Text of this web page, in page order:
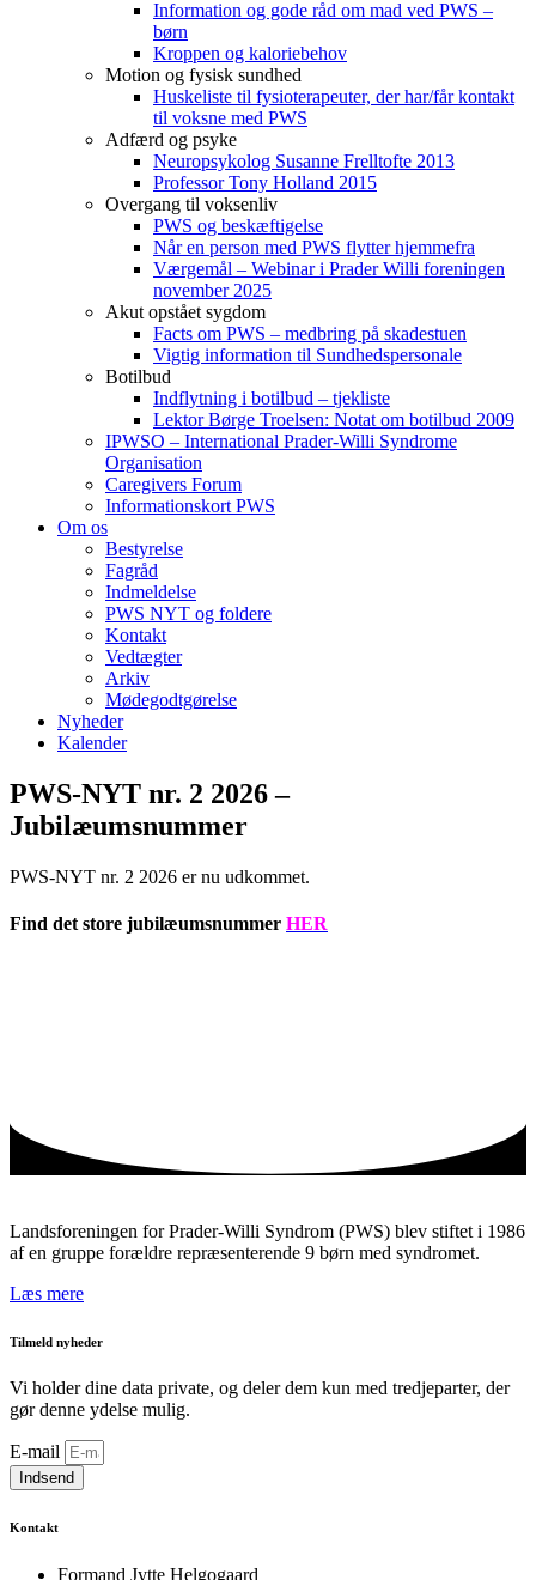
Information og gode råd om mad ved PWS –
børn
Kroppen og kaloriebehov
Motion og fysisk sundhed
Huskeliste til fysioterapeuter, der har/får kontakt
til voksne med PWS
Adfærd og psyke
Neuropsykolog Susanne Frelltofte 2013
Professor Tony Holland 2015
Overgang til voksenliv
PWS og beskæftigelse
Når en person med PWS flytter hjemmefra
Værgemål – Webinar i Prader Willi foreningen
november 2025
Akut opstået sygdom
Facts om PWS – medbring på skadestuen
Vigtig information til Sundhedspersonale
Botilbud
Indflytning i botilbud – tjekliste
Lektor Børge Troelsen: Notat om botilbud 2009
IPWSO – International Prader-Willi Syndrome
Organisation
Caregivers Forum
Informationskort PWS
Om os
Bestyrelse
Fagråd
Indmeldelse
PWS NYT og foldere
Kontakt
Vedtægter
Arkiv
Mødegodtgørelse
Nyheder
Kalender
PWS-NYT nr. 2 2026 –
Jubilæumsnummer
PWS-NYT nr. 2 2026 er nu udkommet.
Find det store jubilæumsnummer HER
Landsforeningen for Prader-Willi Syndrom (PWS) blev stiftet i 1986
af en gruppe forældre repræsenterende 9 børn med syndromet.
Læs mere
Tilmeld nyheder
Vi holder dine data private, og deler dem kun med tredjeparter, der
gør denne ydelse mulig.
E-mail
Indsend
Kontakt
Formand Jytte Helgogaard